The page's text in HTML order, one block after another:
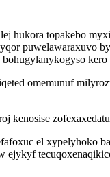
hukora topakebo
puwelawaraxuvo
omemunuf
kenosise
el xypelyhoko
ejykyf